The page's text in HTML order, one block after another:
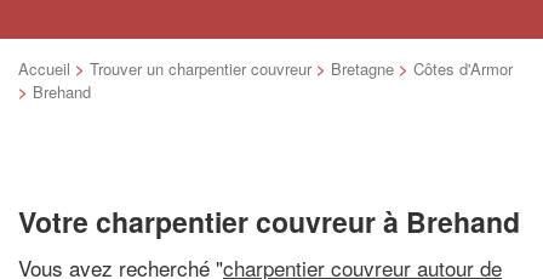
Accueil > Trouver un charpentier couvreur > Bretagne > Côtes d'Armor
> Brehand
Votre charpentier couvreur à Brehand
Vous avez recherché "charpentier couvreur autour de